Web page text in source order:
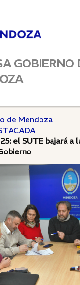
GOBIERNO
de Mendoza
el SUTE bajará a